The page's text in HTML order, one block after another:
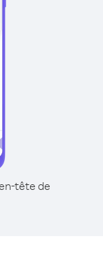
tête de